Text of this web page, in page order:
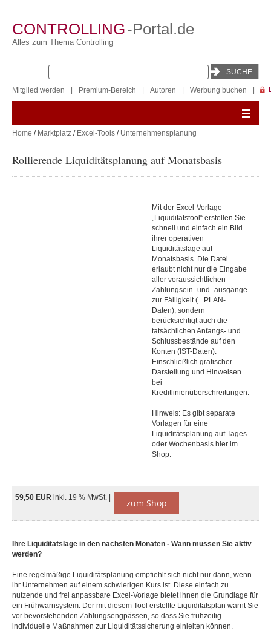
CONTROLLING-Portal.de
Alles zum Thema Controlling
Mitglied werden Premium-Bereich Autoren Werbung buchen
Home / Marktplatz / Excel-Tools / Unternehmensplanung
Rollierende Liquiditätsplanung auf Monatsbasis
Mit der Excel-Vorlage
„Liquiditätstool“ erstellen Sie
schnell und einfach ein Bild
ihrer operativen
Liquiditätslage auf
Monatsbasis. Die Datei
erlaubt nicht nur die Eingabe
aller voraussichtlichen
Zahlungsein- und -ausgänge
zur Fälligkeit (= PLAN-
Daten), sondern
berücksichtigt auch die
tatsächlichen Anfangs- und
Schlussbestände auf den
Konten (IST-Daten).
Einschließlich grafischer
Darstellung und Hinweisen
bei
Kreditlinienüberschreitungen.
Hinweis: Es gibt separate
Vorlagen für eine
Liquiditätsplanung auf Tages-
oder Wochenbasis hier im
Shop.
59,50 EUR inkl. 19 % MwSt. | zum Shop
Ihre Liquiditätslage in den nächsten Monaten - Wann müssen Sie aktiv
werden?
Eine regelmäßige Liquiditätsplanung empfiehlt sich nicht nur dann, wenn
ihr Unternehmen auf einem schwierigen Kurs ist. Diese einfach zu
nutzende und frei anpassbare Excel-Vorlage bietet ihnen die Grundlage für
ein Frühwarnsystem. Der mit diesem Tool erstellte Liquiditätsplan warnt Sie
vor bevorstehenden Zahlungsengpässen, so dass Sie frühzeitig
individuelle Maßnahmen zur Liquiditätssicherung einleiten können.